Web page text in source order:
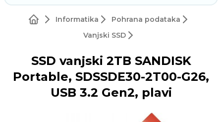
Informatika
Pohrana podataka
Vanjski SSD
SSD vanjski 2TB SANDISK
Portable, SDSSDE30-2T00-G26,
USB 3.2 Gen2, plavi